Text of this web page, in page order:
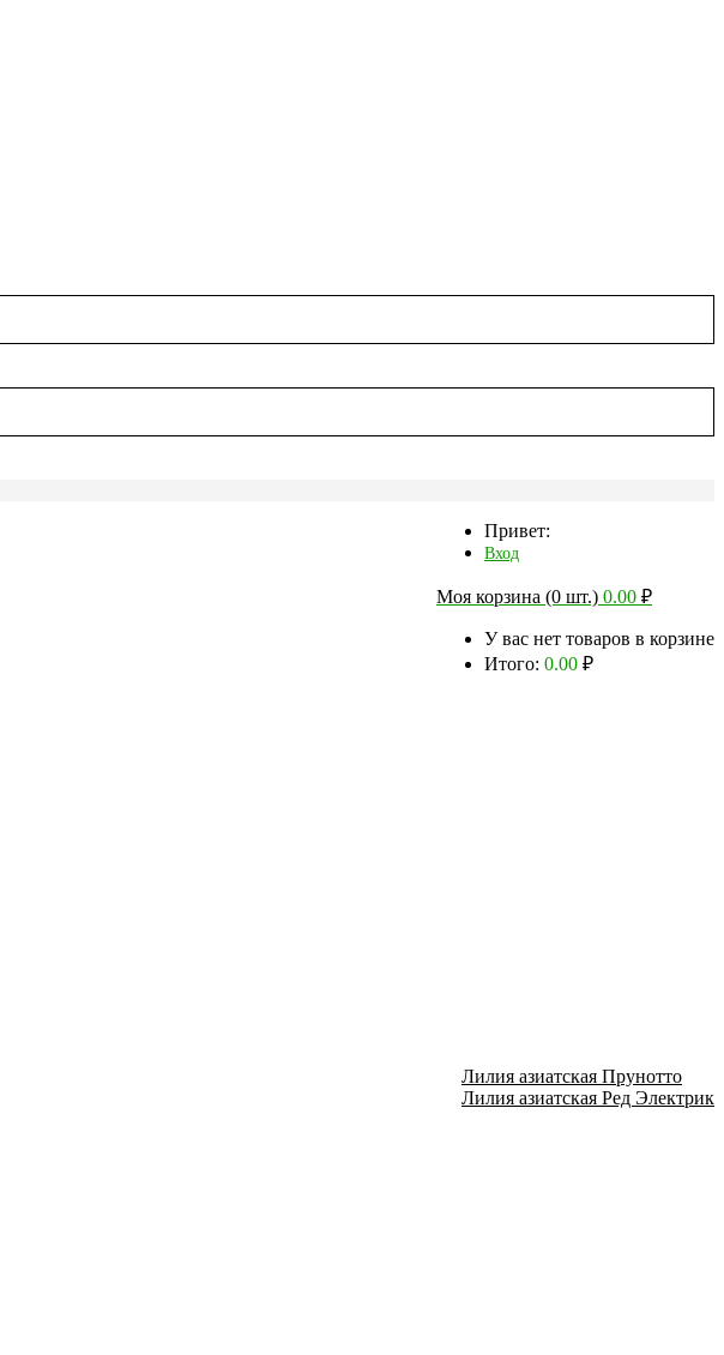
Привет:
Вход
Моя корзина (0 шт.) 0.00 ₽
У вас нет товаров в корзине
Итого: 0.00 ₽
Лилия азиатская Прунотто
Лилия азиатская Ред Электрик